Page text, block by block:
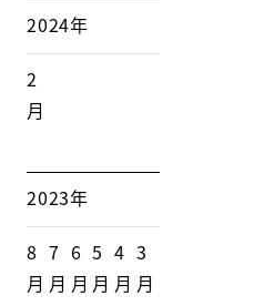
2024年
2
月
2023年
8
月
7
月
6
月
5
月
4
月
3
月